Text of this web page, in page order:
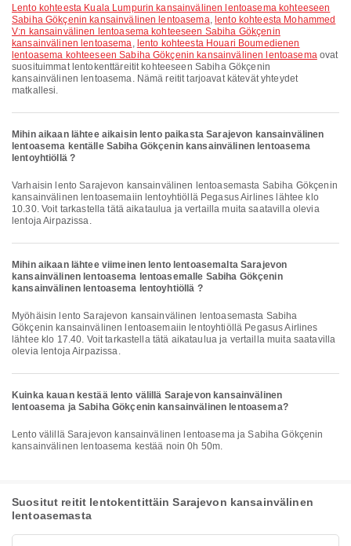
lento kohteesta Kuala Lumpurin kansainvälinen lentoasema kohteeseen
Sabiha Gökçenin kansainvälinen lentoasema, lento kohteesta Mohammed
V:n kansainvälinen lentoasema kohteeseen Sabiha Gökçenin
kansainvälinen lentoasema, lento kohteesta Houari Boumedienen
lentoasema kohteeseen Sabiha Gökçenin kansainvälinen lentoasemaovat
suosituimmat lentokenttäreitit kohteeseen Sabiha Gökçenin
kansainvälinen lentoasema. Nämä reitit tarjoavat kätevät yhteydet
matkallesi.
Mihin aikaan lähtee aikaisin lento paikasta Sarajevon kansainvälinen
lentoasema kentälle Sabiha Gökçenin kansainvälinen lentoasema
lentoyhtiöllä ?
Varhaisin lento Sarajevon kansainvälinen lentoasemasta Sabiha Gökçenin
kansainvälinen lentoasemaiin lentoyhtiöllä Pegasus Airlines lähtee klo
10.30. Voit tarkastella tätä aikataulua ja vertailla muita saatavilla olevia
lentoja Airpazissa.
Mihin aikaan lähtee viimeinen lento lentoasemalta Sarajevon
kansainvälinen lentoasema lentoasemalle Sabiha Gökçenin
kansainvälinen lentoasema lentoyhtiöllä ?
Myöhäisin lento Sarajevon kansainvälinen lentoasemasta Sabiha
Gökçenin kansainvälinen lentoasemaiin lentoyhtiöllä Pegasus Airlines
lähtee klo 17.40. Voit tarkastella tätä aikataulua ja vertailla muita saatavilla
olevia lentoja Airpazissa.
Kuinka kauan kestää lento välillä Sarajevon kansainvälinen
lentoasema ja Sabiha Gökçenin kansainvälinen lentoasema?
Lento välillä Sarajevon kansainvälinen lentoasema ja Sabiha Gökçenin
kansainvälinen lentoasema kestää noin 0h 50m.
Suositut reitit lentokentittäin Sarajevon kansainvälinen
lentoasemasta